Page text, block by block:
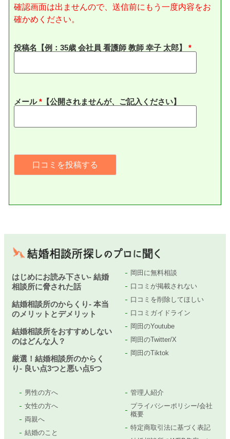
確認画面は出ませんので、送信前にもう一度内容をお
確かめください。
投稿名【例：35歳 会社員 看護師 教師 幸子 太郎】
メール* 【公開されませんが、ご記入ください】
はじめにお読み下さい- 結婚
相談所に脅された話
結婚相談所のからくり- 本当
のメリットとデメリット
結婚相談所をおすすめしない
のはどんな人？
厳選！結婚相談所のからく
り- 良い点3つと悪い点5つ
岡田に無料相談
口コミが掲載されない
口コミを削除してほしい
口コミガイドライン
岡田のYoutube
岡田のTwitter/X
岡田のTiktok
男性の方へ
女性の方へ
両親へ
結婚のこと
管理人紹介
プライバシーポリシー/会社
概要
特定商取引法に基づく表記